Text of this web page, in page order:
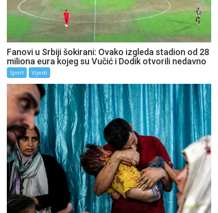
Fanovi u Srbiji šokirani: Ovako izgleda stadion od 28
miliona eura kojeg su Vučić i Dodik otvorili nedavno
Sport Vijesti